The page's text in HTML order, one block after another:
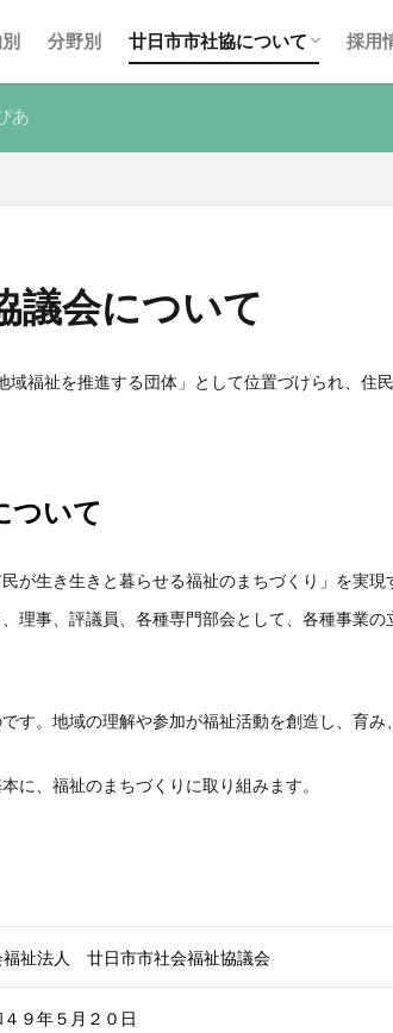
分野別 廿日市市社協について 採用
あ
議会について
域福祉を推進する団体」として位置づけられ、住
ついて
が生き生きと暮らせる福祉のまちづくり」を実
理事、評議員、各種専門部会として、各種事業
す。地域の理解や参加が福祉活動を創造し、育み
に、福祉のまちづくりに取り組みます。
福祉法人 廿日市市社会福祉協議会
４９年５月２０日